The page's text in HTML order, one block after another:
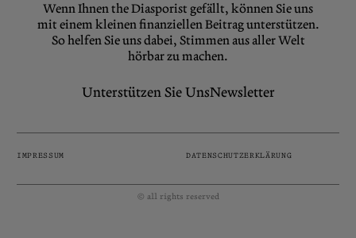
Wenn Ihnen the Diasporist gefällt, können Sie uns
mit einem kleinen finanziellen Beitrag unterstützen.
So helfen Sie uns dabei, Stimmen aus aller Welt
hörbar zu machen.
Unterstützen Sie UnsNewsletter
© all rights reserved
IMPRESSUM DATENSCHUTZERKLÄRUNG